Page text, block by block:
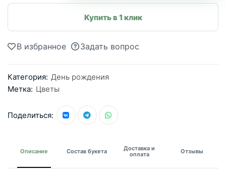
Купить в 1 клик
В избранное Задать вопрос
Категория: День рождения
Метка: Цветы
Поделиться:
Описание Состав букета
Доставка и
оплата
Отзывы